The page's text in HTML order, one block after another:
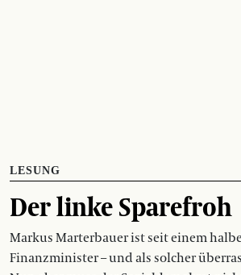
LESUNG
Der linke Sparefroh
Markus Marterbauer ist seit einem
Finanzminister – und als solcher